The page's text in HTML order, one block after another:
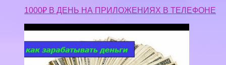
1000₽ В ДЕНЬ НА ПРИЛОЖЕНИЯХ В ТЕЛЕФОНЕ